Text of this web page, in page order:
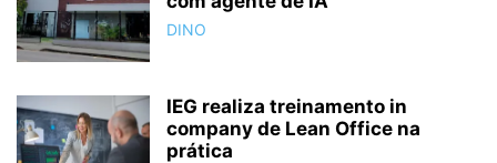
DINO
IEG realiza treinamento in
company de Lean Office na
prática